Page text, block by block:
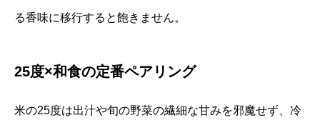
る香味に移行すると飽きません。
25度×和食の定番ペアリング
米の25度は出汁や旬の野菜の繊細な甘みを邪魔せず、冷